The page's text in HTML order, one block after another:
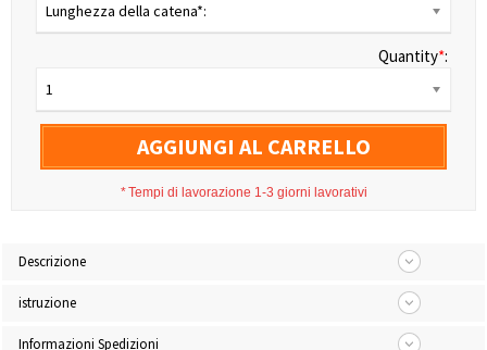
Lunghezza della catena*:
Quantity*:
1
AGGIUNGI AL CARRELLO
*Tempi di lavorazione 1-3 giorni lavorativi
Descrizione
istruzione
Informazioni Spedizioni